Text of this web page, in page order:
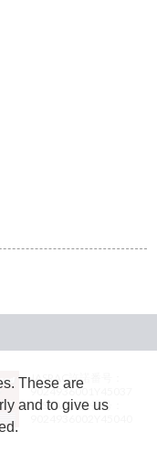
JASRAC許諾番号：
9024936001Y45037
JASRAC許諾番号：
These are
and to give us